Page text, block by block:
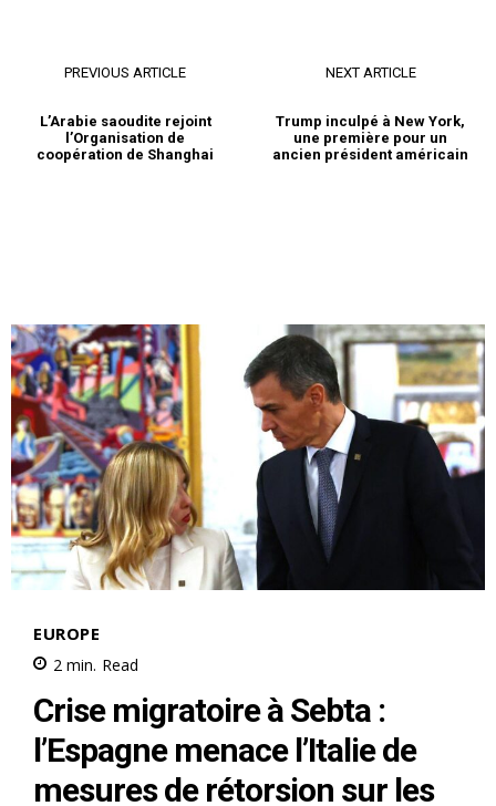
S'ABONNER MAINTENANT
Insight Publications
À propos
Nous contacter
PREVIOUS ARTICLE
L’Arabie saoudite rejoint
l’Organisation de
coopération de Shanghai
NEXT ARTICLE
Trump inculpé à New York,
une première pour un
ancien président américain